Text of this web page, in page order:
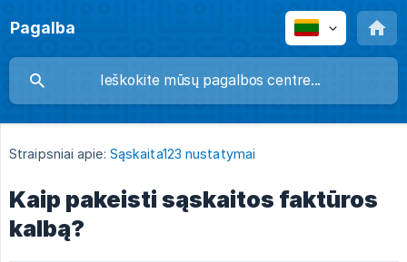
Pagalba
Straipsniai apie: Sąskaita123 nustatymai
Kaip pakeisti sąskaitos faktūros
kalbą?